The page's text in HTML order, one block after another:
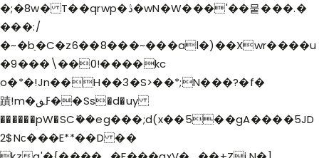
�;�8w� T��qrwp�ڎ�wN�W���'��뭍���.�
���:/
�~�bַ�C�z6��8���~���al�)��Xwr����u
�9���\��0!����kc
o�*�!Jn��H��3�S>��*;N���?�f�
蹟!m�ߓڧ��Ss�d�uy
������pW�SCܺ��eg���;d(x��5��gA����5JD
2$Nс���E**��D ��